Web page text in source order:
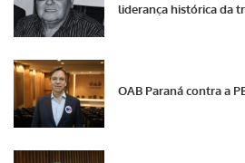
liderança histórica da
OAB Paraná contra a